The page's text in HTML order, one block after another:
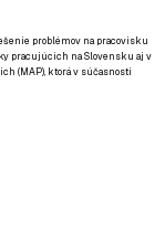
problémov na pracovisku
pracujúcich na Slovensku aj v
(MAP), ktorá v súčasnosti